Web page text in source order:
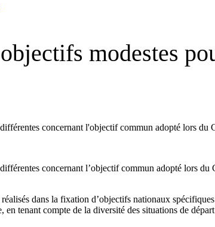
modestes
concernant l'objectif commun adopté lors du
concernant l’objectif commun adopté lors
dans la fixation d’objectifs nationaux
tenant compte de la diversité des situations de